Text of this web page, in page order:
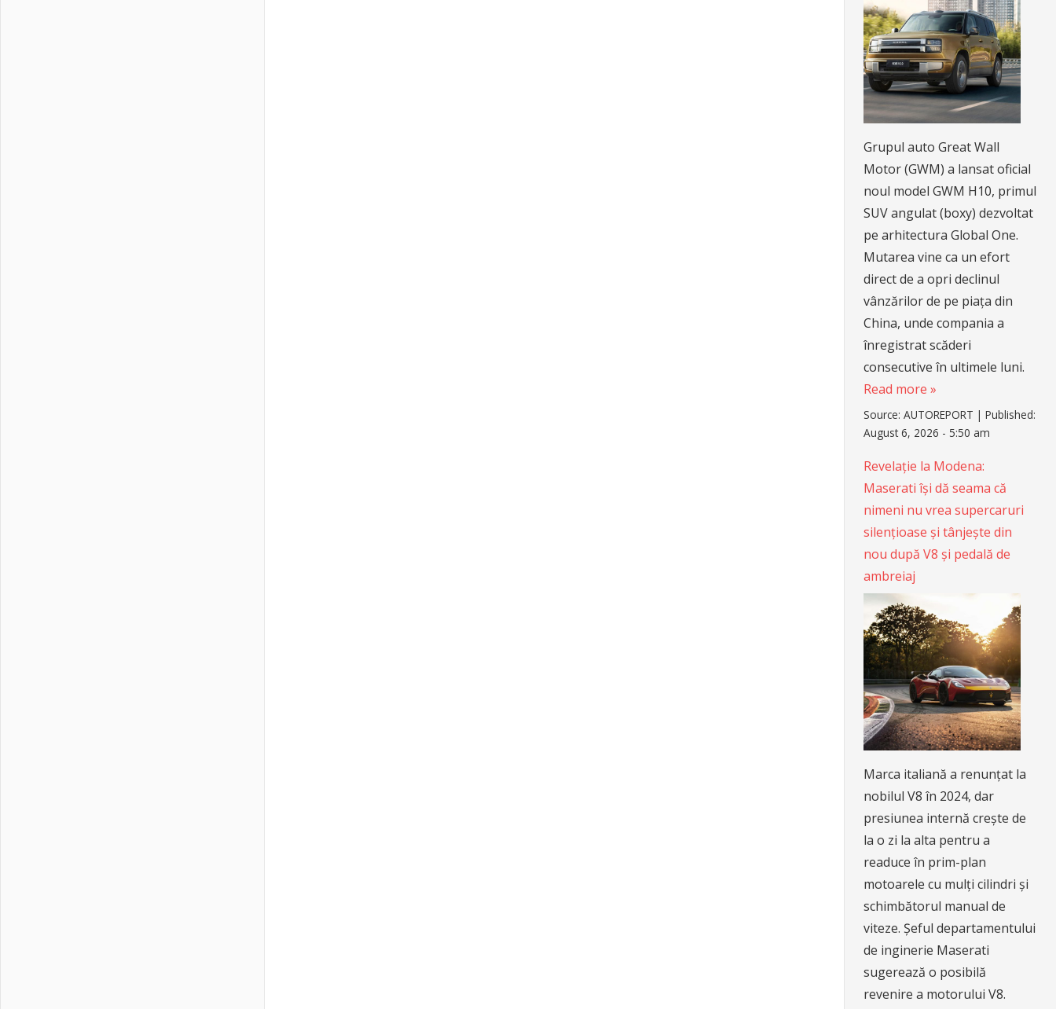
Grupul auto Great Wall
Motor (GWM) a lansat oficial
noul model GWM H10, primul
SUV angulat (boxy) dezvoltat
pe arhitectura Global One.
Mutarea vine ca un efort
direct de a opri declinul
vânzărilor de pe piața din
China, unde compania a
înregistrat scăderi
consecutive în ultimele luni.
Read more »
Source:AUTOREPORT |Published:
August 6, 2026 - 5:50 am
Revelație la Modena:
Maserati își dă seama că
nimeni nu vrea supercaruri
silențioase și tânjește din
nou după V8 și pedală de
ambreiaj
Marca italiană a renunțat la
nobilul V8 în 2024, dar
presiunea internă crește de
la o zi la alta pentru a
readuce în prim-plan
motoarele cu mulți cilindri și
schimbătorul manual de
viteze. Șeful departamentului
de inginerie Maserati
sugerează o posibilă
revenire a motorului V8.